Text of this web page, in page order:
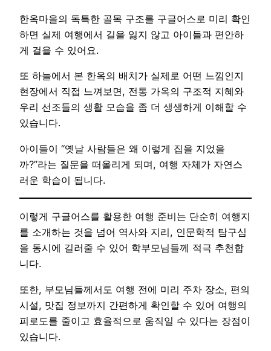
한옥마을의 독특한 골목 구조를 구글어스로 미리 확인
하면 실제 여행에서 길을 잃지 않고 아이들과 편안하
게 걸을 수 있어요.
또 하늘에서 본 한옥의 배치가 실제로 어떤 느낌인지
현장에서 직접 느껴보면, 전통 가옥의 구조적 지혜와
우리 선조들의 생활 모습을 좀 더 생생하게 이해할 수
있습니다.
아이들이 “옛날 사람들은 왜 이렇게 집을 지었을
까?”라는 질문을 떠올리게 되며, 여행 자체가 자연스
러운 학습이 됩니다.
이렇게 구글어스를 활용한 여행 준비는 단순히 여행지
를 소개하는 것을 넘어 역사와 지리, 인문학적 탐구심
을 동시에 길러줄 수 있어 학부모님들께 적극 추천합
니다.
또한, 부모님들께서도 여행 전에 미리 주차 장소, 편의
시설, 맛집 정보까지 간편하게 확인할 수 있어 여행의
피로도를 줄이고 효율적으로 움직일 수 있다는 장점이
있습니다.